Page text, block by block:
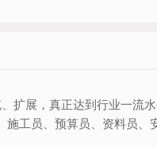
展，真正达到行业一流
工员、预算员、资料员、